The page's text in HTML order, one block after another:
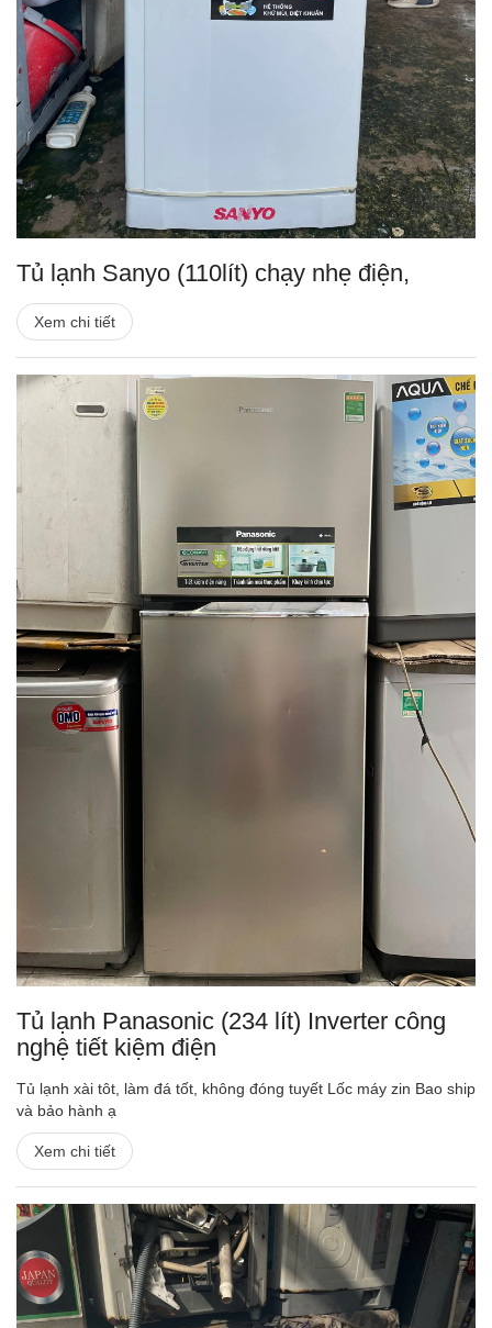
Tủ lạnh Sanyo (110lít) chạy nhẹ điện,
Xem chi tiết
Tủ lạnh Panasonic (234 lít) Inverter công
nghệ tiết kiệm điện
Tủ lạnh xài tôt, làm đá tốt, không đóng tuyết Lốc máy zin Bao ship
và bảo hành ạ
Xem chi tiết